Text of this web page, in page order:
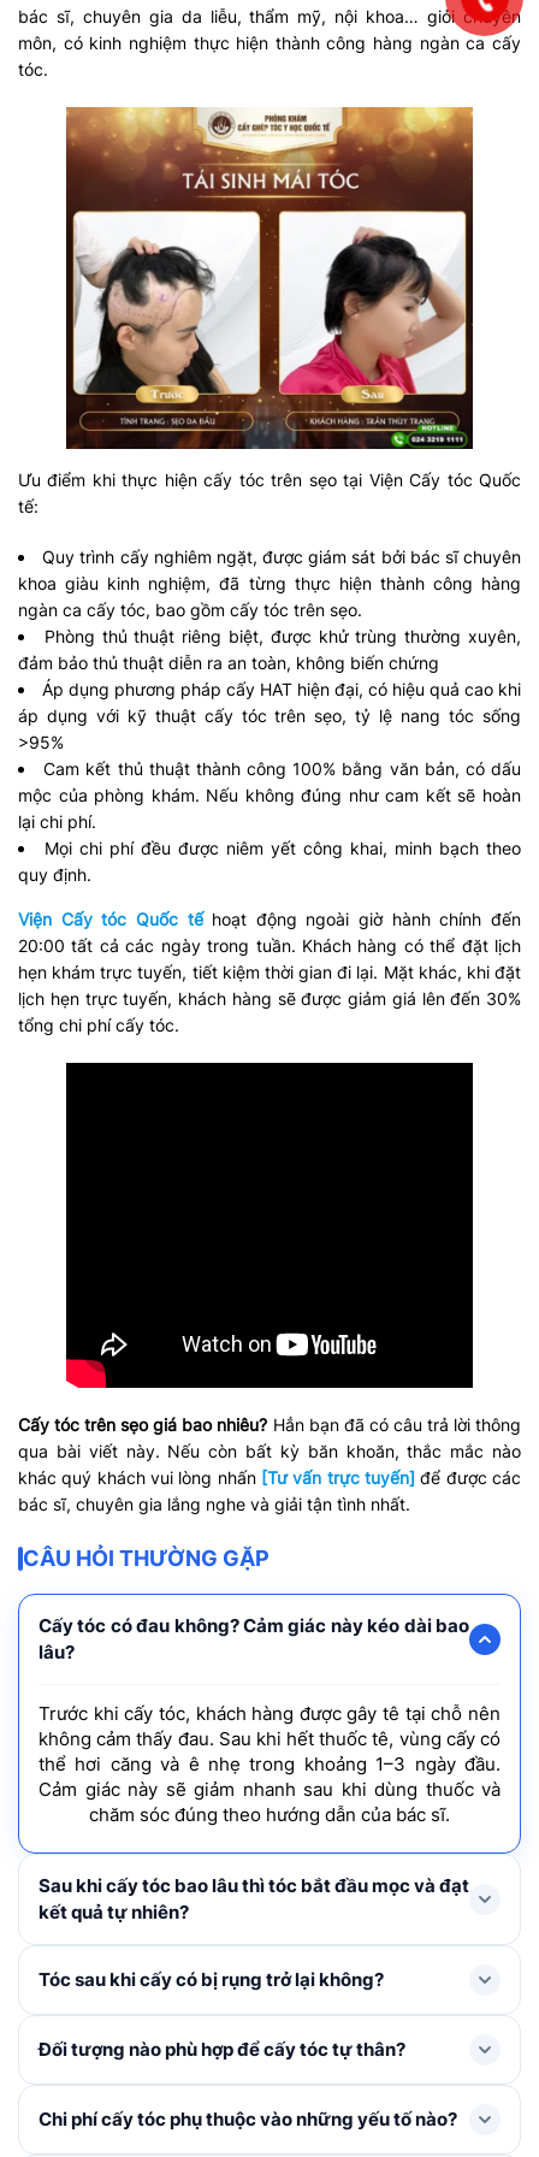
bác sĩ, chuyên gia da liễu, thẩm mỹ, nội khoa… giỏi chuyên
môn, có kinh nghiệm thực hiện thành công hàng ngàn ca cấy
tóc.
Ưu điểm khi thực hiện cấy tóc trên sẹo tại Viện Cấy tóc Quốc
tế:
Quy trình cấy nghiêm ngặt, được giám sát bởi bác sĩ chuyên
khoa giàu kinh nghiệm, đã từng thực hiện thành công hàng
ngàn ca cấy tóc, bao gồm cấy tóc trên sẹo.
Phòng thủ thuật riêng biệt, được khử trùng thường xuyên,
đảm bảo thủ thuật diễn ra an toàn, không biến chứng
Áp dụng phương pháp cấy HAT hiện đại, có hiệu quả cao khi
áp dụng với kỹ thuật cấy tóc trên sẹo, tỷ lệ nang tóc sống
>95%
Cam kết thủ thuật thành công 100% bằng văn bản, có dấu
mộc của phòng khám. Nếu không đúng như cam kết sẽ hoàn
lại chi phí.
Mọi chi phí đều được niêm yết công khai, minh bạch theo
quy định.
Viện Cấy tóc Quốc tếhoạt động ngoài giờ hành chính đến
20:00 tất cả các ngày trong tuần. Khách hàng có thể đặt lịch
hẹn khám trực tuyến, tiết kiệm thời gian đi lại. Mặt khác, khi đặt
lịch hẹn trực tuyến, khách hàng sẽ được giảm giá lên đến 30%
tổng chi phí cấy tóc.
Cấy tóc trên sẹo giá bao nhiêu? Hẳn bạn đã có câu trả lời thông
qua bài viết này. Nếu còn bất kỳ băn khoăn, thắc mắc nào
khác quý khách vui lòng nhấn [Tư vấn trực tuyến] để được các
bác sĩ, chuyên gia lắng nghe và giải tận tình nhất.
CÂU HỎI THƯỜNG GẶP
Cấy tóc có đau không? Cảm giác này kéo dài bao
lâu?
Trước khi cấy tóc, khách hàng được gây tê tại chỗ nên
không cảm thấy đau. Sau khi hết thuốc tê, vùng cấy có
thể hơi căng và ê nhẹ trong khoảng 1–3 ngày đầu.
Cảm giác này sẽ giảm nhanh sau khi dùng thuốc và
chăm sóc đúng theo hướng dẫn của bác sĩ.
Sau khi cấy tóc bao lâu thì tóc bắt đầu mọc và đạt
kết quả tự nhiên?
Tóc mới thường rụng shock loss trong 1-3 tháng đầu
năm.
Tóc sau khi cấy có bị rụng trở lại không?
Trong 1 – 3 tháng đầu, tóc cấy có thể rụng thay thân
sẽ sinh trưởng và phát triển như tóc tự nhiên không bị
Đối tượng nào phù hợp để cấy tóc tự thân?
Cấy tóc tự thân được chỉ định cho người bị hói đầu, tóc
Chi phí cấy tóc phụ thuộc vào những yếu tố nào?